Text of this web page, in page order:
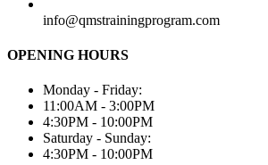
info@qmstrainingprogram.com
OPENING HOURS
Monday - Friday:
11:00AM - 3:00PM
4:30PM - 10:00PM
Saturday - Sunday:
4:30PM - 10:00PM